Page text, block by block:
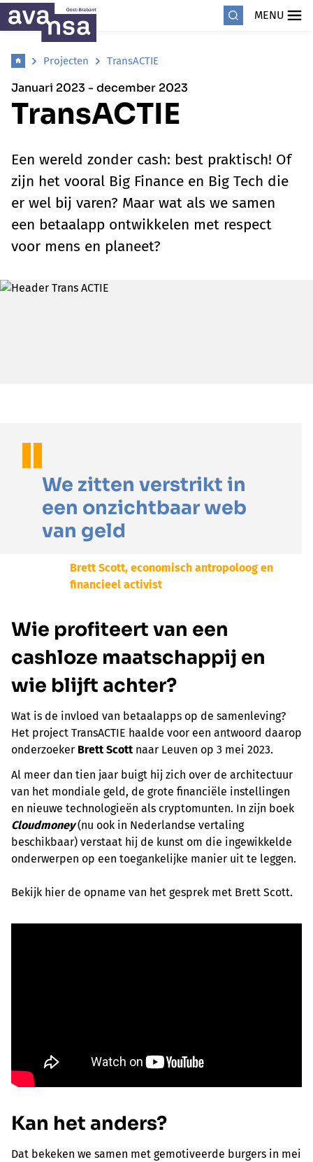
MENU
Projecten TransACTIE
Januari 2023 - december 2023
TransACTIE
Een wereld zonder cash: best praktisch! Of
zijn het vooral Big Finance en Big Tech die
er wel bij varen? Maar wat als we samen
een betaalapp ontwikkelen met respect
voor mens en planeet?
We zitten verstrikt in
een onzichtbaar web
van geld
Brett Scott, economisch antropoloog en
financieel activist
Wie profiteert van een
cashloze maatschappij en
wie blijft achter?
Wat is de invloed van betaalapps op de samenleving?
Het project TransACTIE haalde voor een antwoord daarop
onderzoeker Brett Scottnaar Leuven op 3 mei 2023.
Al meer dan tien jaar buigt hij zich over de architectuur
van het mondiale geld, de grote financiële instellingen
en nieuwe technologieën als cryptomunten. In zijn boek
Cloudmoney(nu ook in Nederlandse vertaling
beschikbaar) verstaat hij de kunst om die ingewikkelde
onderwerpen op een toegankelijke manier uit te leggen.
Bekijk hier de opname van het gesprek met Brett Scott.
Kan het anders?
Dat bekeken we samen met gemotiveerde burgers in mei